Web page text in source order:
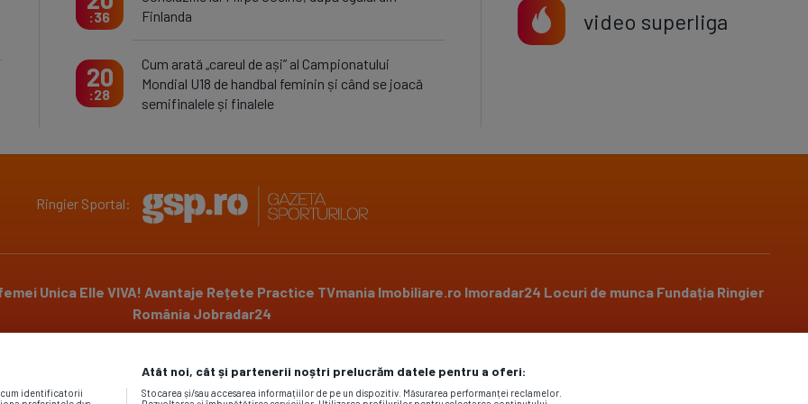
36
Finlanda
20
28
Cum arată „careul de ași” al Campionatului
Mondial U18 de handbal feminin și când se joacă
semifinalele și finalele
video superliga
Ringier Sportal:
Unica Elle VIVA! Avantaje Rețete Practice TVmania Imobiliare.ro Imoradar24 Locuri de munca Fundația Ringier
România Jobradar24
identificatorii
Atât noi, cât și partenerii noștri prelucrăm datele pentru a oferi:
Stocarea și/sau accesarea informațiilor de pe un dispozitiv. Măsurarea performanței reclamelor.